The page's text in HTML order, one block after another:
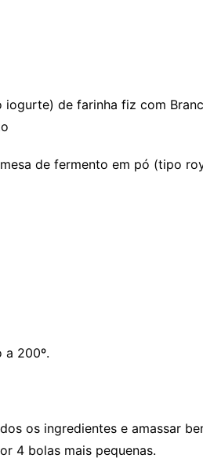
iogurte) de farinha fiz com
de fermento em pó (tipo
a 200º.
os ingredientes e amassar
4 bolas mais pequenas.